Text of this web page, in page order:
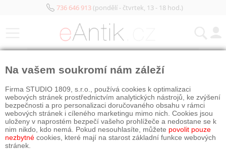
736 646 913(pondělí - čtvrtek, 13 - 18 hod.)
Na vašem soukromí nám záleží
Firma STUDIO 1809, s.r.o., používá cookies k optimalizaci
webových stránek prostřednictvím analytických nástrojů, ke zvýšení
bezpečnosti a pro personalizaci doručovaného obsahu v rámci
webových stránek i cíleného marketingu mimo nich. Cookies jsou
uloženy v naprostém bezpečí vašeho prohlížeče a nedostane se k
nim nikdo, kdo nemá. Pokud nesouhlasíte, můžete povolit pouze
nezbytné cookies, které mají na starost základní funkce webových
stránek.